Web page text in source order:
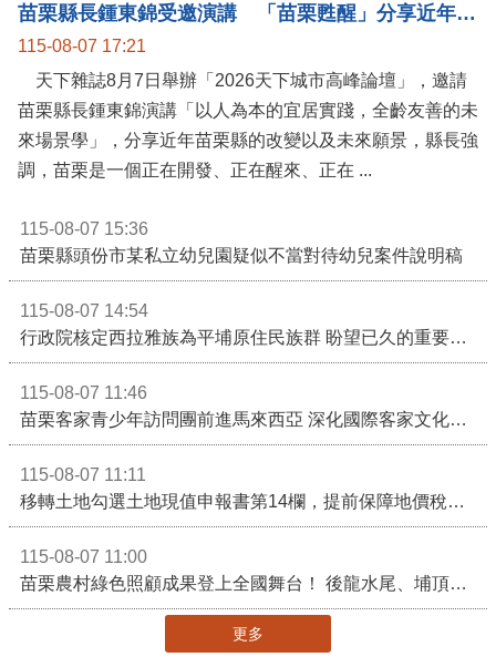
苗栗縣長鍾東錦受邀演講 「苗栗甦醒」分享近年轉變
115-08-07 17:21
天下雜誌8月7日舉辦「2026天下城市高峰論壇」，邀請
苗栗縣長鍾東錦演講「以人為本的宜居實踐，全齡友善的未
來場景學」，分享近年苗栗縣的改變以及未來願景，縣長強
調，苗栗是一個正在開發、正在醒來、正在 ...
115-08-07 15:36
苗栗縣頭份市某私立幼兒園疑似不當對待幼兒案件說明稿
115-08-07 14:54
行政院核定西拉雅族為平埔原住民族群 盼望已久的重要時刻到來！8月13日起受理民族成員名冊登記
115-08-07 11:46
苗栗客家青少年訪問團前進馬來西亞 深化國際客家文化交流
115-08-07 11:11
移轉土地勾選土地現值申報書第14欄，提前保障地價稅節稅權益
115-08-07 11:00
苗栗農村綠色照顧成果登上全國舞台！ 後龍水尾、埔頂社區前進2026高齡健康產業博覽會
更多